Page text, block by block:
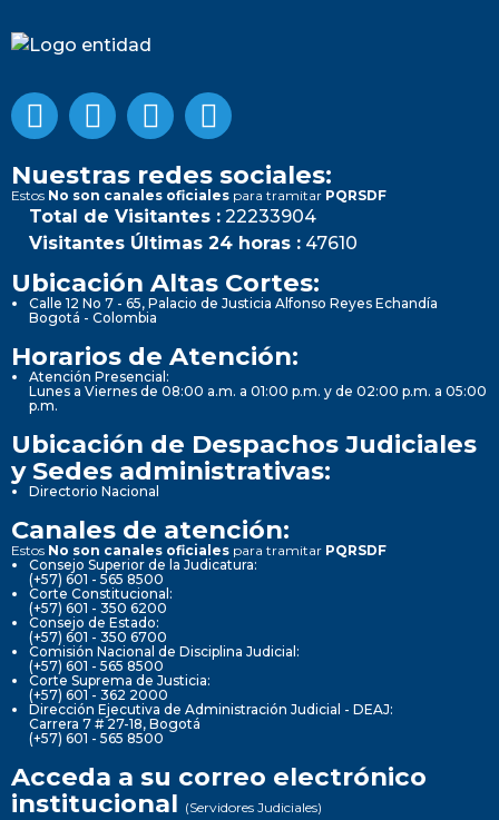
Nuestras redes sociales:
Estos No son canales oficiales para tramitar PQRSDF
Total de Visitantes : 22233904
Visitantes Últimas 24 horas : 47610
Ubicación Altas Cortes:
Calle 12 No 7 - 65, Palacio de Justicia Alfonso Reyes Echandía
Bogotá - Colombia
Horarios de Atención:
Atención Presencial:
Lunes a Viernes de 08:00 a.m. a 01:00 p.m. y de 02:00 p.m. a 05:00
p.m.
Ubicación de Despachos Judiciales
y Sedes administrativas:
Directorio Nacional
Canales de atención:
Estos No son canales oficiales para tramitar PQRSDF
Consejo Superior de la Judicatura:
(+57) 601 - 565 8500
Corte Constitucional:
(+57) 601 - 350 6200
Consejo de Estado:
(+57) 601 - 350 6700
Comisión Nacional de Disciplina Judicial:
(+57) 601 - 565 8500
Corte Suprema de Justicia:
(+57) 601 - 362 2000
Dirección Ejecutiva de Administración Judicial - DEAJ:
Carrera 7 # 27-18, Bogotá
(+57) 601 - 565 8500
Acceda a su correo electrónico
institucional (Servidores Judiciales)